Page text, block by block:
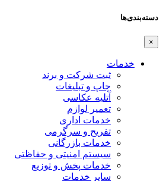
دسته‌بندی‌ها
×
خدمات
ثبت شرکت و برند
چاپ و تبلیغات
آتلیه عکاسی
تعمیر لوازم
خدمات اداری
تفریح و سرگرمی
خدمات بازرگانی
سیستم امنیتی و حفاظتی
خدمات پخش و توزیع
سایر خدمات